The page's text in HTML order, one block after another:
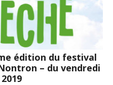
édition du festival
– du vendredi